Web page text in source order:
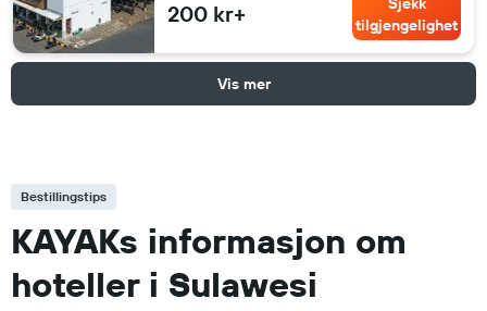
200 kr+
tilgjengelighet
Vis mer
Bestillingstips
KAYAKs informasjon om
hoteller i Sulawesi